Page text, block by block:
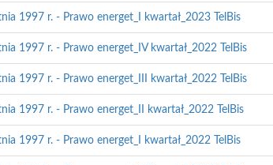
1997 r. - Prawo energet_I kwartał_2023 TelBis
1997 r. - Prawo energet_IV kwartał_2022 TelBis
1997 r. - Prawo energet_III kwartał_2022 TelBis
1997 r. - Prawo energet_II kwartał_2022 TelBis
1997 r. - Prawo energet_I kwartał_2022 TelBis